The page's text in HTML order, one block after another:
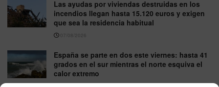
Las ayudas por viviendas destruidas en los
incendios llegan hasta 15.120 euros y exigen
que sea la residencia habitual
07/08/2026
España se parte en dos este viernes: hasta 41
grados en el sur mientras el norte esquiva el
calor extremo